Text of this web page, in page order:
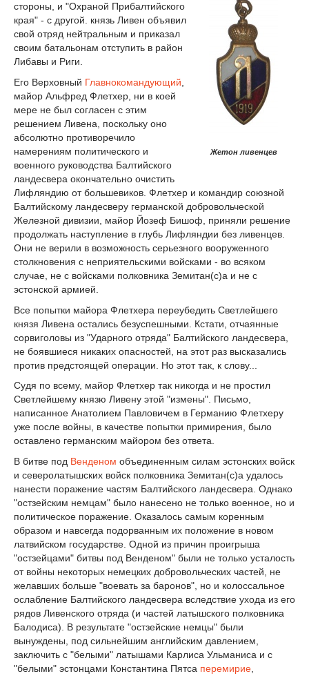
Жетон ливенцев
стороны, и "Охраной Прибалтийского
края" - с другой. князь Ливен объявил
свой отряд нейтральным и приказал
своим батальонам отступить в район
Либавы и Риги.
Его Верховный Главнокомандующий
майор Альфред Флетхер, ни в коей
мере не был согласен с этим
решением Ливена, поскольку оно
абсолютно противоречило
намерениям политического и
военного руководства Балтийского
ландесвера окончательно очистить
Лифляндию от большевиков. Флетхер и командир союзной
Балтийскому ландесверу германской добровольческой
Железной дивизии, майор Йозеф Бишоф, приняли решение
продолжать наступление в глубь Лифляндии без ливенцев.
Они не верили в возможность серьезного вооруженного
столкновения с неприятельскими войсками - во всяком
случае, не с войсками полковника Земитан(с)а и не с
эстонской армией.
Все попытки майора Флетхера переубедить Светлейшего
князя Ливена остались безуспешными. Кстати, отчаянные
сорвиголовы из "Ударного отряда" Балтийского ландесвера,
не боявшиеся никаких опасностей, на этот раз высказались
против предстоящей операции. Но этот так, к слову...
Судя по всему, майор Флетхер так никогда и не простил
Светлейшему князю Ливену этой "измены". Письмо,
написанное Анатолием Павловичем в Германию Флетхеру
уже после войны, в качестве попытки примирения, было
оставлено германским майором без ответа.
В битве под Венденом объединенным силам эстонских войск
и северолатышских войск полковника Земитан(с)а удалось
нанести поражение частям Балтийского ландесвера. Однако
"остзейским немцам" было нанесено не только военное, но и
политическое поражение. Оказалось самым коренным
образом и навсегда подорванным их положение в новом
латвийском государстве. Одной из причин проигрыша
"остзейцами" битвы под Венденом" были не только усталость
от войны некоторых немецких добровольческих частей, не
желавших больше "воевать за баронов", но и колоссальное
ослабление Балтийского ландесвера вследствие ухода из его
рядов Ливенского отряда (и частей латышского полковника
Балодиса). В результате "остзейские немцы" были
вынуждены, под сильнейшим английским давлением,
заключить с "белыми" латышами Карлиса Ульманиса и с
"белыми" эстонцами Константина Пятса перемирие,